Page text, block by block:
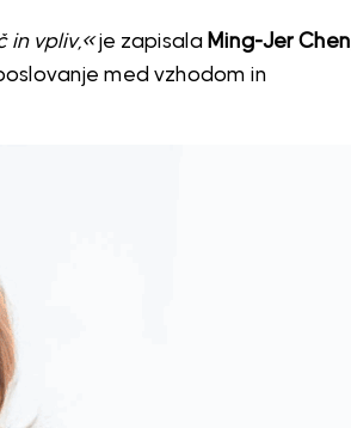
in vpliv,«je zapisala Ming-Jer Chen
med vzhodom in